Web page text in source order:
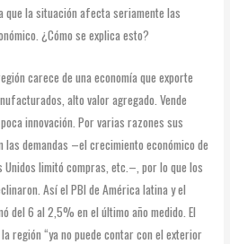
que la situación afecta seriamente las
¿Cómo se explica esto?
carece de una economía que exporte
alto valor agregado. Vende
innovación. Por varias razones sus
demandas –el crecimiento económico de
Unidos limitó compras, etc.–, por lo que los
Así el PBI de América latina y el
del 6 al 2,5% en el último año medido. El
región “ya no puede contar con el exterior